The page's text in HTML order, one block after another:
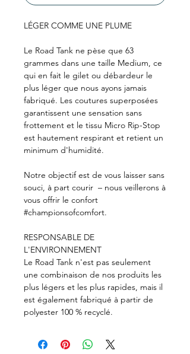
LÉGER COMME UNE PLUME
Le Road Tank ne pèse que 63
grammes dans une taille Medium, ce
qui en fait le gilet ou débardeur le
plus léger que nous ayons jamais
fabriqué. Les coutures superposées
garantissent une sensation sans
frottement et le tissu Micro Rip-Stop
est hautement respirant et retient un
minimum d'humidité.
Notre objectif est de vous laisser sans
souci, à part courir – nous veillerons à
vous offrir le confort
#championsofcomfort.
RESPONSABLE DE
L'ENVIRONNEMENT
Le Road Tank n'est pas seulement
une combinaison de nos produits les
plus légers et les plus rapides, mais il
est également fabriqué à partir de
polyester 100 % recyclé.